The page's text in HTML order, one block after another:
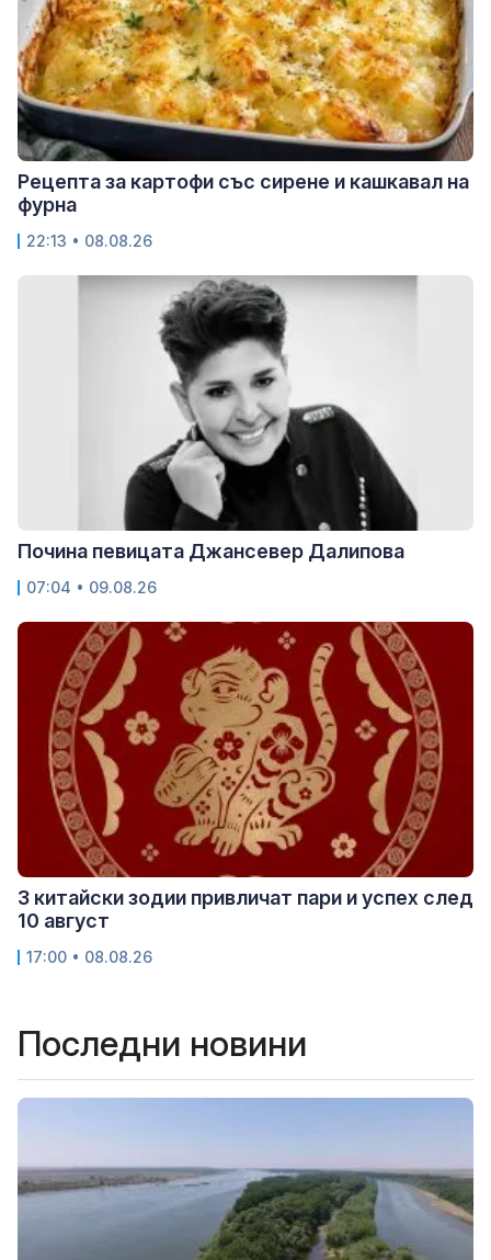
Рецепта за картофи със сирене и кашкавал на
фурна
22:13 • 08.08.26
Почина певицата Джансевер Далипова
07:04 • 09.08.26
3 китайски зодии привличат пари и успех след
10 август
17:00 • 08.08.26
Последни новини